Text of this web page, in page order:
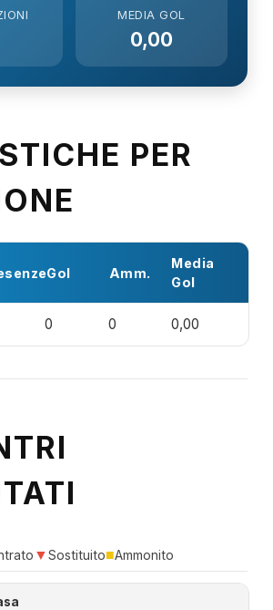
MEDIA GOL
0,00
PER
Gol Amm.
Media
Gol
0 0 0,00
▼Sostituito■Ammonito